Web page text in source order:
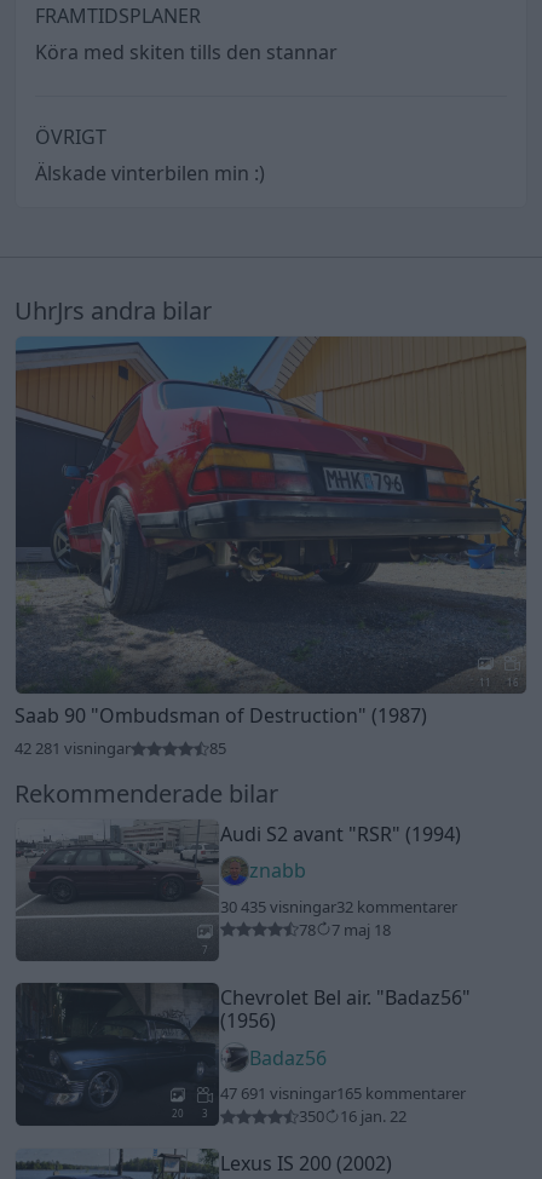
FRAMTIDSPLANER
Köra med skiten tills den stannar
ÖVRIGT
Älskade vinterbilen min :)
UhrJrs andra bilar
11 16
Saab 90 "Ombudsman of Destruction" (1987)
42 281 visningar 85
Rekommenderade bilar
7
Audi S2 avant "RSR" (1994)
znabb
30 435 visningar32 kommentarer
78
7 maj 18
20 3
Chevrolet Bel air. "Badaz56"
(1956)
Badaz56
47 691 visningar165 kommentarer
350
16 jan. 22
Lexus IS 200 (2002)